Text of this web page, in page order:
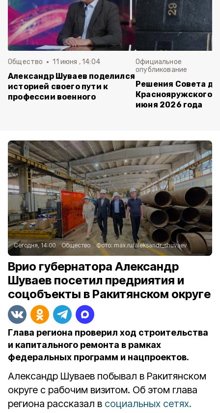
Общество 11 июня , 14:04
Александр Шуваев поделился
историей своего пути к
профессии военного
Официальное
опубликование
Решения Совета
Краснояружского
июня 2026 года
Сегодня, 14:00 Общество Фото: max.ru/aleksandr_shuvaev
Врио губернатора Александр
Шуваев посетил предриятия и
соцобъекты в Ракитянском округе
Глава региона проверил ход строительства
и капитального ремонта в рамках
федеральных программ и нацпроектов.
Александр Шуваев побывал в Ракитянском
округе с рабочим визитом. Об этом глава
региона рассказал в социальных сетях.